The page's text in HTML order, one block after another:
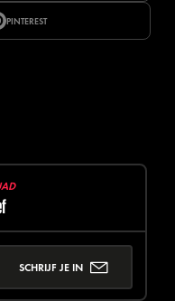
PINTEREST
SCHRIJF JE IN